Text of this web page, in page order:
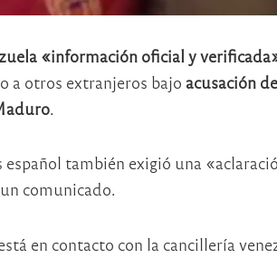
«información oficial y
a otros extranjeros bajo acusación
.
también exigió una
comunicado.
en contacto con la cancillería